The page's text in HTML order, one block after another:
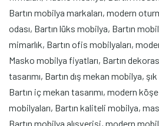
Bartın mobilya markaları, modern
odası, Bartın lüks mobilya, Bartın
mimarlık, Bartın ofis mobilyaları,
Masko mobilya fiyatları, Bartın
tasarımı, Bartın dış mekan mobilya,
Bartın iç mekan tasarımı, modern
mobilyaları, Bartın kaliteli mobilya,
Bartın mobilya alışverişi, modern